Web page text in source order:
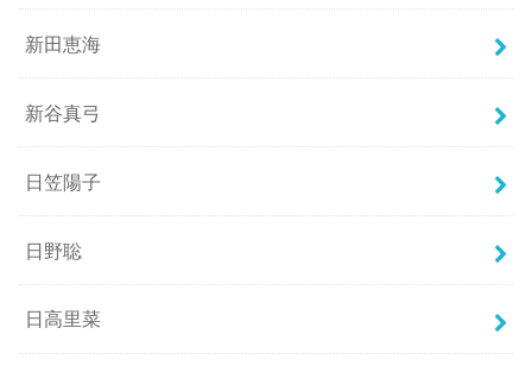
新田恵海
新谷真弓
日笠陽子
日野聡
日高里菜